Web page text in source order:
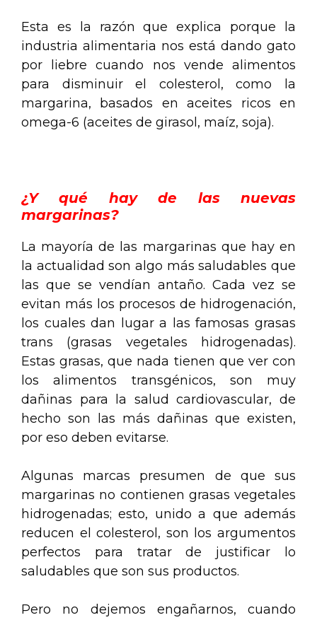
Esta es la razón que explica porque la
industria alimentaria nos está dando gato
por liebre cuando nos vende alimentos
para disminuir el colesterol, como la
margarina, basados en aceites ricos en
omega-6 (aceites de girasol, maíz, soja).
¿Y qué hay de las nuevas
margarinas?
La mayoría de las margarinas que hay en
la actualidad son algo más saludables que
las que se vendían antaño. Cada vez se
evitan más los procesos de hidrogenación,
los cuales dan lugar a las famosas grasas
trans (grasas vegetales hidrogenadas).
Estas grasas, que nada tienen que ver con
los alimentos transgénicos, son muy
dañinas para la salud cardiovascular, de
hecho son las más dañinas que existen,
por eso deben evitarse.
Algunas marcas presumen de que sus
margarinas no contienen grasas vegetales
hidrogenadas; esto, unido a que además
reducen el colesterol, son los argumentos
perfectos para tratar de justificar lo
saludables que son sus productos.
Pero no dejemos engañarnos, cuando